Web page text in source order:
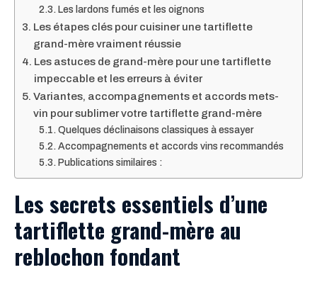
Les lardons fumés et les oignons
Les étapes clés pour cuisiner une tartiflette
grand-mère vraiment réussie
Les astuces de grand-mère pour une tartiflette
impeccable et les erreurs à éviter
Variantes, accompagnements et accords mets-
vin pour sublimer votre tartiflette grand-mère
Quelques déclinaisons classiques à essayer
Accompagnements et accords vins recommandés
Publications similaires :
Les secrets essentiels d’une
tartiflette grand-mère au
reblochon fondant